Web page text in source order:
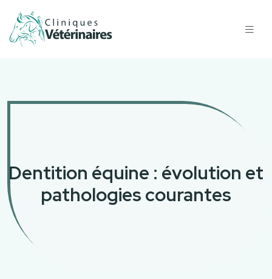
Dentition équine : évolution et
pathologies courantes